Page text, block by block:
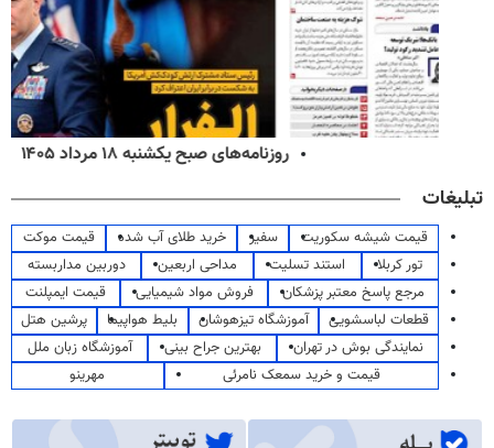
روزنامه‌های صبح یکشنبه ۱۸ مرداد ۱۴۰۵
تبلیغات
قیمت شیشه سکوریت سفیر خرید طلای آب شده
قیمت موکت
تور کربلا
استند تسلیت مداحی اربعین
دوربین مداربسته
مرجع پاسخ معتبر پزشکان
فروش مواد شیمیایی
قیمت ایمپلنت
قطعات لباسشویی
آموزشگاه تیزهوشان بلیط هواپیما
پرشین هتل
نمایندگی بوش در تهران
بهترین جراح بینی
آموزشگاه زبان ملل
قیمت و خرید سمعک نامرئی
مهرینو